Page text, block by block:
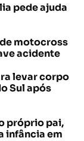
pede ajuda
motocross
acidente
levar corpo
Sul após
próprio pai,
infância em